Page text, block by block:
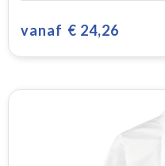
vanaf € 24,26